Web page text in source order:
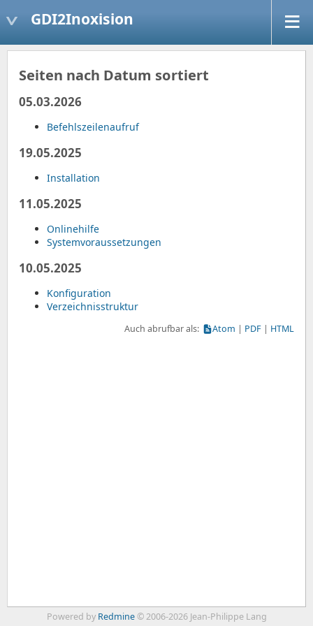
GDI2Inoxision
Seiten nach Datum sortiert
05.03.2026
Befehlszeilenaufruf
19.05.2025
Installation
11.05.2025
Onlinehilfe
Systemvoraussetzungen
10.05.2025
Konfiguration
Verzeichnisstruktur
Auch abrufbar als: Atom PDF HTML
Powered by Redmine© 2006-2026 Jean-Philippe Lang